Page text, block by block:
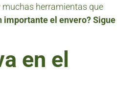
muchas herramientas que
importante el envero? Sigue
en el